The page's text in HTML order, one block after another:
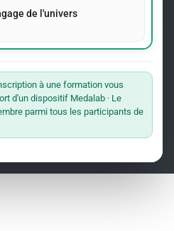
de l'univers
à une formation vous
d'un dispositif Medalab · Le
parmi tous les participants de
Andreas Kalcker et l’Institut
nous ?
équipe ?